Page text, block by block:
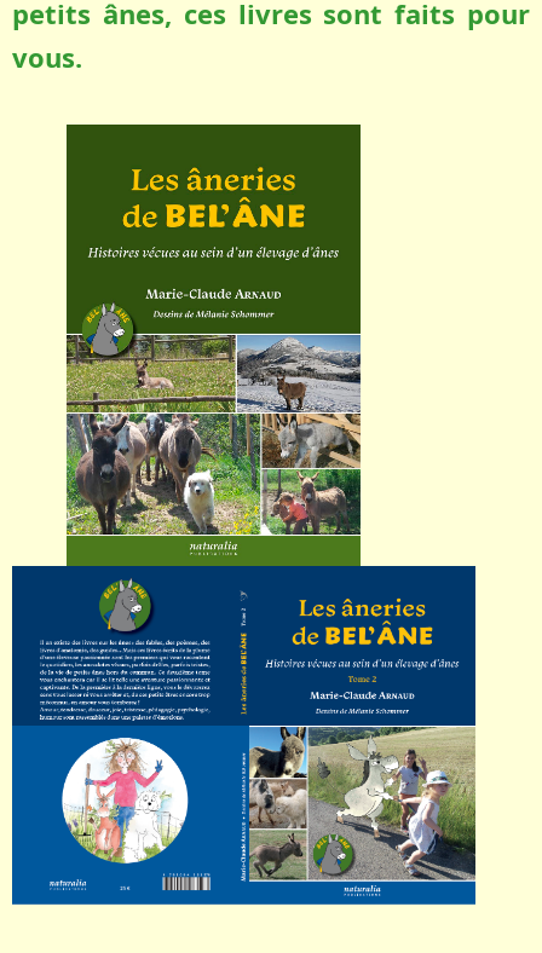
petits ânes, ces livres sont faits pour
vous.